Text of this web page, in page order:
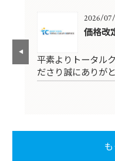
2026/
価格改
平素よりトータル
ださり誠にありが